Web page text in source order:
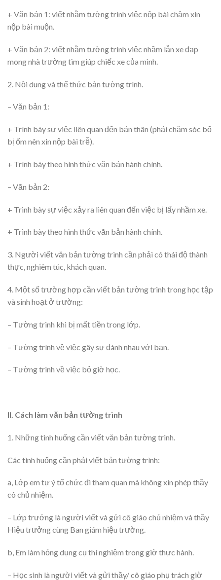
+ Văn bản 1: viết nhằm tường trình việc nộp bài chậm xin
nộp bài muộn.
+ Văn bản 2: viết nhằm tường trình việc nhầm lẫn xe đạp
mong nhà trường tìm giúp chiếc xe của mình.
2. Nội dung và thể thức bản tường trình.
– Văn bản 1:
+ Trình bày sự việc liên quan đến bản thân (phải chăm sóc bố
bị ốm nên xin nộp bài trễ).
+ Trình bày theo hình thức văn bản hành chính.
– Văn bản 2:
+ Trình bày sự việc xảy ra liên quan đến việc bị lấy nhầm xe.
+ Trình bày theo hình thức văn bản hành chính.
3. Người viết văn bản tường trình cần phải có thái độ thành
thực, nghiêm túc, khách quan.
4. Một số trường hợp cần viết bản tường trình trong học tập
và sinh hoạt ở trường:
– Tường trình khi bị mất tiền trong lớp.
– Tường trình về việc gây sự đánh nhau với bạn.
– Tường trình về việc bỏ giờ học.
II. Cách làm văn bản tường trình
1. Những tình huống cần viết văn bản tường trình.
Các tình huống cần phải viết bản tường trình:
a, Lớp em tự ý tổ chức đi tham quan mà không xin phép thầy
cô chủ nhiệm.
– Lớp trưởng là người viết và gửi cô giáo chủ nhiệm và thầy
Hiệu trưởng cùng Ban giám hiệu trường.
b, Em làm hỏng dụng cụ thí nghiệm trong giờ thực hành.
– Học sinh là người viết và gửi thầy/ cô giáo phụ trách giờ